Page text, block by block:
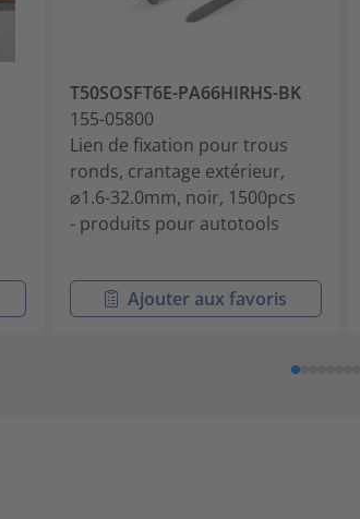
T50SOSFT6E-PA66HIRHS-BK
155-05800
Lien de fixation pour trous
ronds, crantage extérieur,
⌀1.6-32.0mm, noir, 1500pcs
- produits pour autotools
Ajouter aux favoris